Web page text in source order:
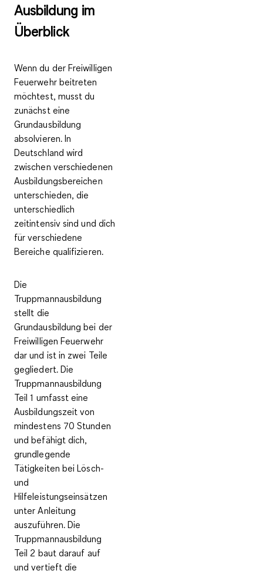
Ausbildung im
Überblick
Wenn du der Freiwilligen
Feuerwehr beitreten
möchtest, musst du
zunächst eine
Grundausbildung
absolvieren. In
Deutschland wird
zwischen verschiedenen
Ausbildungsbereichen
unterschieden, die
unterschiedlich
zeitintensiv sind und dich
für verschiedene
Bereiche qualifizieren.
Die
Truppmannausbildung
stellt die
Grundausbildung bei der
Freiwilligen Feuerwehr
dar und ist in zwei Teile
gegliedert. Die
Truppmannausbildung
Teil 1 umfasst eine
Ausbildungszeit von
mindestens 70 Stunden
und befähigt dich,
grundlegende
Tätigkeiten bei Lösch-
und
Hilfeleistungseinsätzen
unter Anleitung
auszuführen. Die
Truppmannausbildung
Teil 2 baut darauf auf
und vertieft die